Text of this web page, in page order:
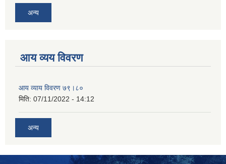
अन्य
आय व्यय विवरण
आय व्याय विवरण ७९।८०
मिति: 07/11/2022 - 14:12
अन्य